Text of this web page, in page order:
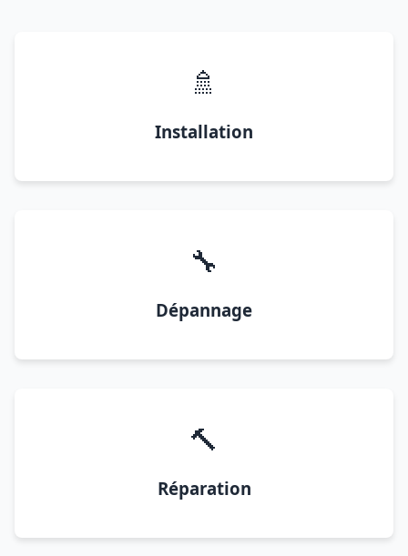
🚿
Installation
🔧
Dépannage
🔨
Réparation